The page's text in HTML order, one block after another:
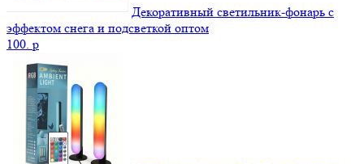
Декоративный светильник-фонарь с
эффектом снега и подсветкой оптом
100. p